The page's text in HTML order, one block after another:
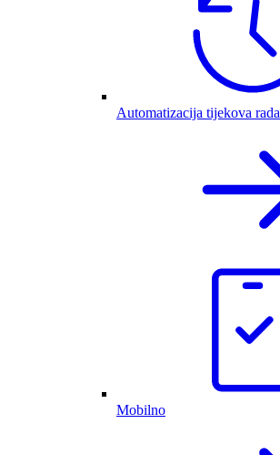
Automatizacija tijekova rada
Mobilno